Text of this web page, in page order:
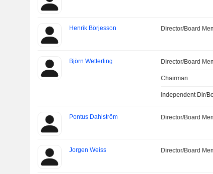
Henrik Börjesson Director/Board
Björn Wetterling Director/Board
Chairman
Independent Dir/
Pontus Dahlström Director/Board
Jorgen Weiss Director/Board